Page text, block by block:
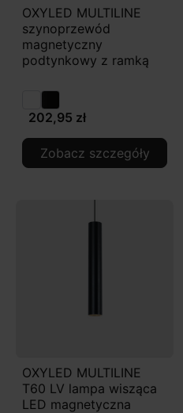
OXYLED MULTILINE
szynoprzewód
magnetyczny
podtynkowy z ramką
202,95 zł
Zobacz szczegóły
OXYLED MULTILINE
T60 LV lampa wisząca
LED magnetyczna